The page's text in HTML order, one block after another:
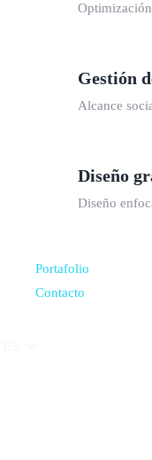
Gestión
Alcance
Diseño
Diseño
Portafolio
Contacto